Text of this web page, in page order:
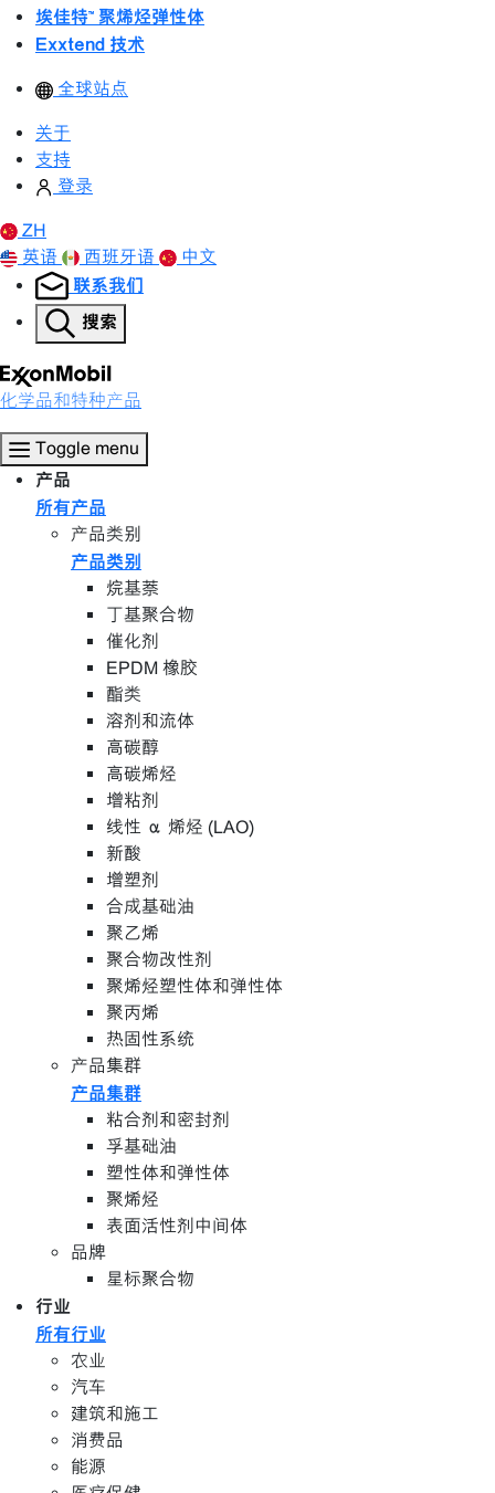
埃佳特™ 聚烯烃弹性体
Exxtend 技术
全球站点
关于
支持
登录
ZH
英语
西班牙语 中文
联系我们
搜索
化学品和特种产品
Toggle menu
产品
所有产品
产品类别
产品类别
烷基萘
丁基聚合物
催化剂
EPDM 橡胶
酯类
溶剂和流体
高碳醇
高碳烯烃
增粘剂
线性 α 烯烃 (LAO)
新酸
增塑剂
合成基础油
聚乙烯
聚合物改性剂
聚烯烃塑性体和弹性体
聚丙烯
热固性系统
产品集群
产品集群
粘合剂和密封剂
孚基础油
塑性体和弹性体
聚烯烃
表面活性剂中间体
品牌
星标聚合物
行业
所有行业
农业
汽车
建筑和施工
消费品
能源